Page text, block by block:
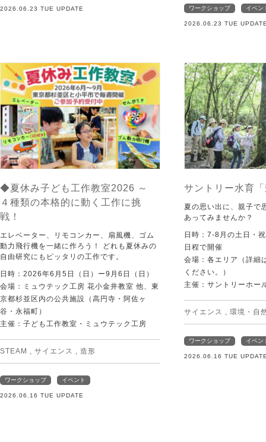
2026.06.23 TUE UPDATE ワークショップ イベン
2026.06.23 TUE
◆夏休み子ども工作教室2026 ～
４種類の本格的に動く工作に挑
戦！
エレベーター、リモコンカー、扇風機、ゴム
動力飛行機を一緒に作ろう！ どれも夏休みの
自由研究にもピッタリの工作です。
日時：2026年6月5日（日）ー9月6日（日）
会場：ミュウテック工房 花小金井教室 他、東
京都杉並区内の公共施設（高円寺・阿佐ヶ
谷・永福町）
主催：子ども工作教室・ミュウテック工房
STEAM サイエンス 造形
ワークショップ イベント
2026.06.16 TUE UPDATE
サントリー水育
夏の思い出に、親子で
あってみませんか？
日時：7-8月の土日・
日程で開催
会場：各エリア（詳細
ください。）
主催：サントリーホー
サイエンス 環境・自
ワークショップ イベン
2026.06.16 TUE